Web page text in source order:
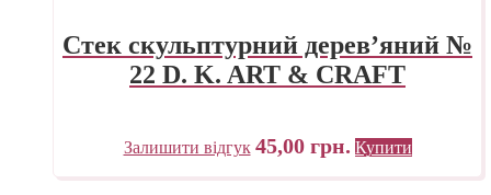
Стек скульптурний дерев’яний №
22 D. K. ART & CRAFT
Залишити відгук 45,00 грн. Купити